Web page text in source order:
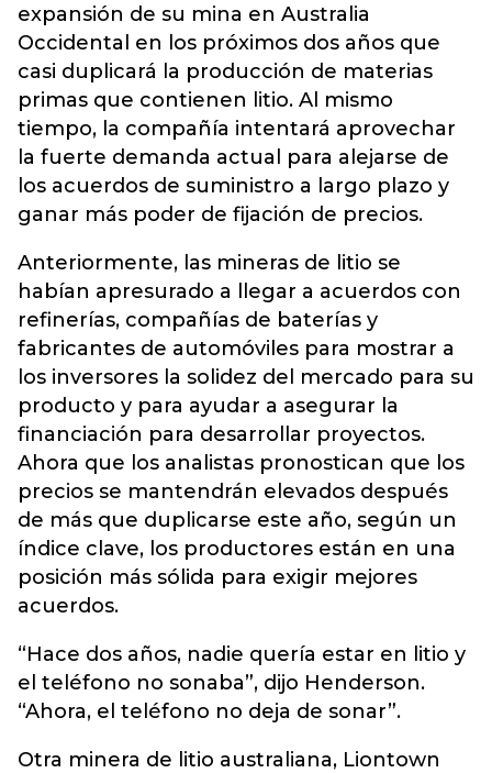
expansión de su mina en Australia
Occidental en los próximos dos años que
casi duplicará la producción de materias
primas que contienen litio. Al mismo
tiempo, la compañía intentará aprovechar
la fuerte demanda actual para alejarse de
los acuerdos de suministro a largo plazo y
ganar más poder de fijación de precios.
Anteriormente, las mineras de litio se
habían apresurado a llegar a acuerdos con
refinerías, compañías de baterías y
fabricantes de automóviles para mostrar a
los inversores la solidez del mercado para su
producto y para ayudar a asegurar la
financiación para desarrollar proyectos.
Ahora que los analistas pronostican que los
precios se mantendrán elevados después
de más que duplicarse este año, según un
índice clave, los productores están en una
posición más sólida para exigir mejores
acuerdos.
“Hace dos años, nadie quería estar en litio y
el teléfono no sonaba”, dijo Henderson.
“Ahora, el teléfono no deja de sonar”.
Otra minera de litio australiana, Liontown